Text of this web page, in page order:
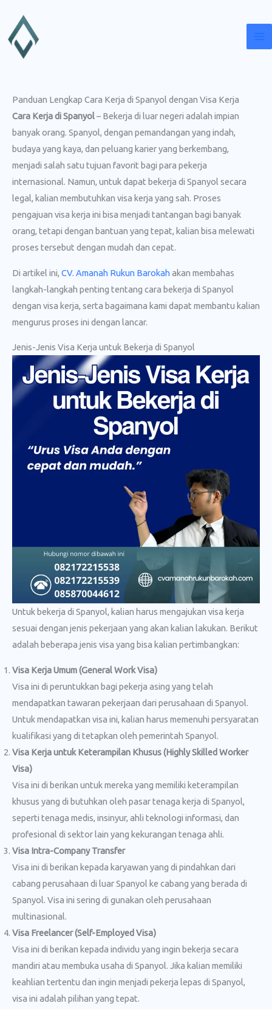
konten
Panduan Lengkap Cara Kerja di Spanyol dengan Visa Kerja
Cara Kerja di Spanyol– Bekerja di luar negeri adalah impian
banyak orang. Spanyol, dengan pemandangan yang indah,
budaya yang kaya, dan peluang karier yang berkembang,
menjadi salah satu tujuan favorit bagi para pekerja
internasional. Namun, untuk dapat bekerja di Spanyol secara
legal, kalian membutuhkan visa kerja yang sah. Proses
pengajuan visa kerja ini bisa menjadi tantangan bagi banyak
orang, tetapi dengan bantuan yang tepat, kalian bisa melewati
proses tersebut dengan mudah dan cepat.
Di artikel ini, CV. Amanah Rukun Barokah akan membahas
langkah-langkah penting tentang cara bekerja di Spanyol
dengan visa kerja, serta bagaimana kami dapat membantu kalian
mengurus proses ini dengan lancar.
Jenis-Jenis Visa Kerja untuk Bekerja di Spanyol
Untuk bekerja di Spanyol, kalian harus mengajukan visa kerja
sesuai dengan jenis pekerjaan yang akan kalian lakukan. Berikut
adalah beberapa jenis visa yang bisa kalian pertimbangkan:
Visa Kerja Umum (General Work Visa)
Visa ini di peruntukkan bagi pekerja asing yang telah
mendapatkan tawaran pekerjaan dari perusahaan di Spanyol.
Untuk mendapatkan visa ini, kalian harus memenuhi persyaratan
kualifikasi yang di tetapkan oleh pemerintah Spanyol.
Visa Kerja untuk Keterampilan Khusus (Highly Skilled Worker
Visa)
Visa ini di berikan untuk mereka yang memiliki keterampilan
khusus yang di butuhkan oleh pasar tenaga kerja di Spanyol,
seperti tenaga medis, insinyur, ahli teknologi informasi, dan
profesional di sektor lain yang kekurangan tenaga ahli.
Visa Intra-Company Transfer
Visa ini di berikan kepada karyawan yang di pindahkan dari
cabang perusahaan di luar Spanyol ke cabang yang berada di
Spanyol. Visa ini sering di gunakan oleh perusahaan
multinasional.
Visa Freelancer (Self-Employed Visa)
Visa ini di berikan kepada individu yang ingin bekerja secara
mandiri atau membuka usaha di Spanyol. Jika kalian memiliki
keahlian tertentu dan ingin menjadi pekerja lepas di Spanyol,
visa ini adalah pilihan yang tepat.